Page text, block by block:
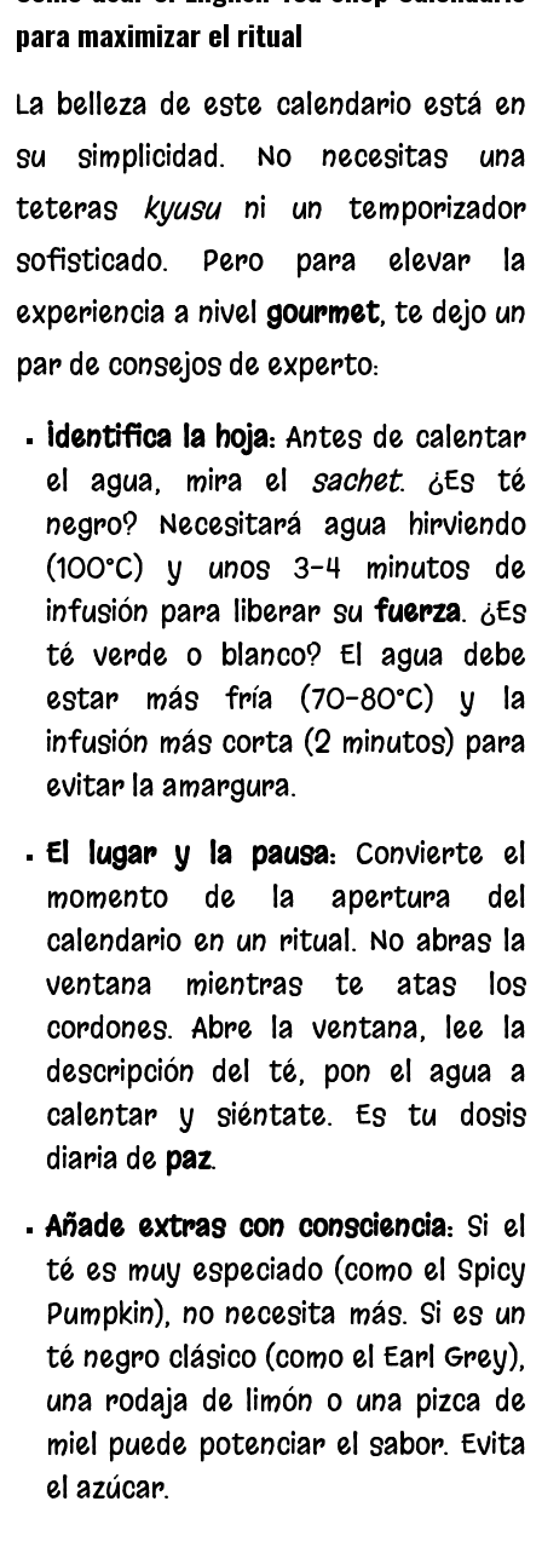
para maximizar el ritual
La belleza de este calendario está en
su simplicidad. No necesitas una
teteras kyusuni un temporizador
sofisticado. Pero para elevar la
experiencia a nivel gourmet, te dejo un
par de consejos de experto:
Identifica la hoja: Antes de calentar
el agua, mira el sachet. ¿Es té
negro? Necesitará agua hirviendo
(100°C) y unos 3-4 minutos de
infusión para liberar sufuerza. ¿Es
té verde o blanco? El agua debe
estar más fría (70-80°C) y la
infusión más corta (2 minutos) para
evitar la amargura.
El lugar y la pausa: Convierte el
momento de la apertura del
calendario en un ritual. No abras la
ventana mientras te atas los
cordones. Abre la ventana, lee la
descripción del té, pon el agua a
calentar y siéntate. Es tu dosis
diaria de paz.
Añade extras con consciencia: Si el
té es muy especiado (como el Spicy
Pumpkin), no necesita más. Si es un
té negro clásico (como el Earl Grey),
una rodaja de limón o una pizca de
miel puede potenciar el sabor. Evita
el azúcar.